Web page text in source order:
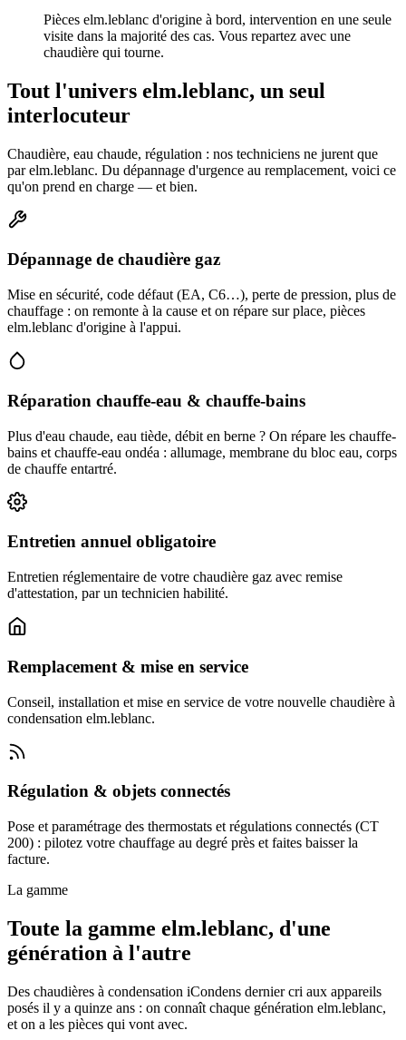
Pièces elm.leblanc d'origine à bord, intervention en une seule
visite dans la majorité des cas. Vous repartez avec une
chaudière qui tourne.
Tout l'univers elm.leblanc, un seul
interlocuteur
Chaudière, eau chaude, régulation : nos techniciens ne jurent que
par elm.leblanc. Du dépannage d'urgence au remplacement, voici ce
qu'on prend en charge — et bien.
Dépannage de chaudière gaz
Mise en sécurité, code défaut (EA, C6…), perte de pression, plus de
chauffage : on remonte à la cause et on répare sur place, pièces
elm.leblanc d'origine à l'appui.
Réparation chauffe-eau & chauffe-bains
Plus d'eau chaude, eau tiède, débit en berne ? On répare les chauffe-
bains et chauffe-eau ondéa : allumage, membrane du bloc eau, corps
de chauffe entartré.
Entretien annuel obligatoire
Entretien réglementaire de votre chaudière gaz avec remise
d'attestation, par un technicien habilité.
Remplacement & mise en service
Conseil, installation et mise en service de votre nouvelle chaudière à
condensation elm.leblanc.
Régulation & objets connectés
Pose et paramétrage des thermostats et régulations connectés (CT
200) : pilotez votre chauffage au degré près et faites baisser la
facture.
La gamme
Toute la gamme elm.leblanc, d'une
génération à l'autre
Des chaudières à condensation iCondens dernier cri aux appareils
posés il y a quinze ans : on connaît chaque génération elm.leblanc,
et on a les pièces qui vont avec.